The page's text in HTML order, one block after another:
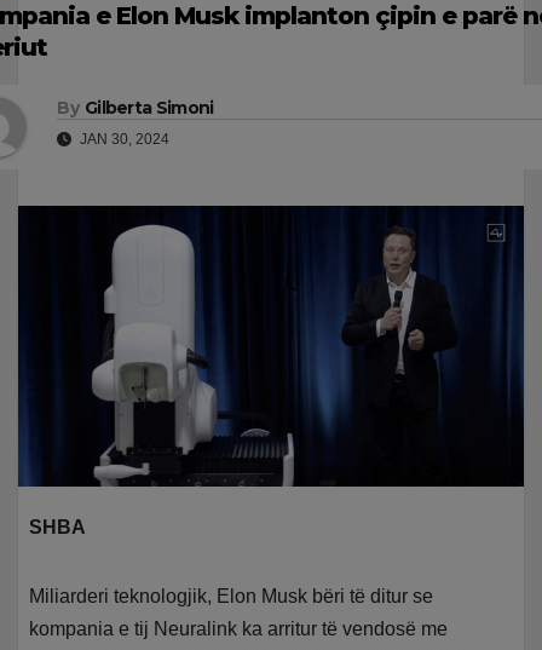
e Elon Musk implanton çipin e parë
By Gilberta Simoni
JAN 30, 2024
SHBA
Miliarderi teknologjik, Elon Musk bëri të ditur se
kompania e tij Neuralink ka arritur të vendosë me